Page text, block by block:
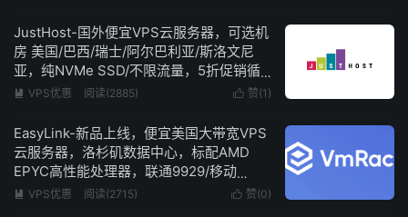
JustHost-国外便宜VPS云服务器，可选机
房 美国/巴西/瑞士/阿尔巴利亚/斯洛文尼
亚，纯NVMe SSD/不限流量，5折促销循
环折扣，低至$2.34/月
 赞(1 )
 VPS优惠 阅读(2885)
EasyLink-新品上线，便宜美国大带宽VPS
云服务器，洛杉矶数据中心，标配AMD
EPYC高性能处理器，联通9929/移动
CMIN2高端线路，可免费更换2次IP，低至
 赞(0)
 VPS优惠 阅读(2715)